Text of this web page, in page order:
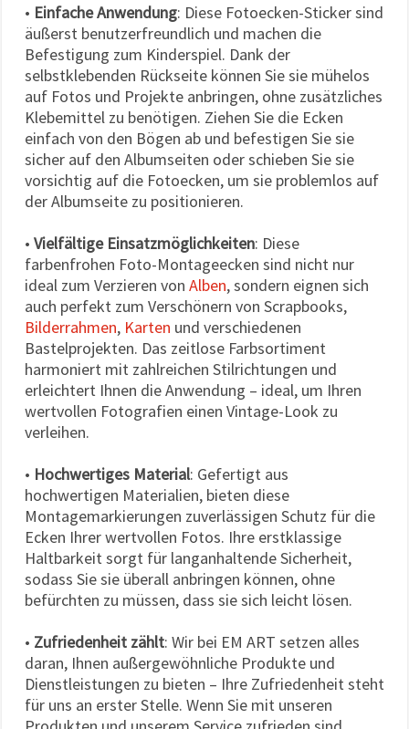
• Einfache Anwendung: Diese Fotoecken-Sticker sind
äußerst benutzerfreundlich und machen die
Befestigung zum Kinderspiel. Dank der
selbstklebenden Rückseite können Sie sie mühelos
auf Fotos und Projekte anbringen, ohne zusätzliches
Klebemittel zu benötigen. Ziehen Sie die Ecken
einfach von den Bögen ab und befestigen Sie sie
sicher auf den Albumseiten oder schieben Sie sie
vorsichtig auf die Fotoecken, um sie problemlos auf
der Albumseite zu positionieren.
• Vielfältige Einsatzmöglichkeiten: Diese
farbenfrohen Foto-Montageecken sind nicht nur
ideal zum Verzieren von Alben, sondern eignen sich
auch perfekt zum Verschönern von Scrapbooks,
Bilderrahmen, Karten und verschiedenen
Bastelprojekten. Das zeitlose Farbsortiment
harmoniert mit zahlreichen Stilrichtungen und
erleichtert Ihnen die Anwendung – ideal, um Ihren
wertvollen Fotografien einen Vintage-Look zu
verleihen.
• Hochwertiges Material: Gefertigt aus
hochwertigen Materialien, bieten diese
Montagemarkierungen zuverlässigen Schutz für die
Ecken Ihrer wertvollen Fotos. Ihre erstklassige
Haltbarkeit sorgt für langanhaltende Sicherheit,
sodass Sie sie überall anbringen können, ohne
befürchten zu müssen, dass sie sich leicht lösen.
• Zufriedenheit zählt: Wir bei EM ART setzen alles
daran, Ihnen außergewöhnliche Produkte und
Dienstleistungen zu bieten – Ihre Zufriedenheit steht
für uns an erster Stelle. Wenn Sie mit unseren